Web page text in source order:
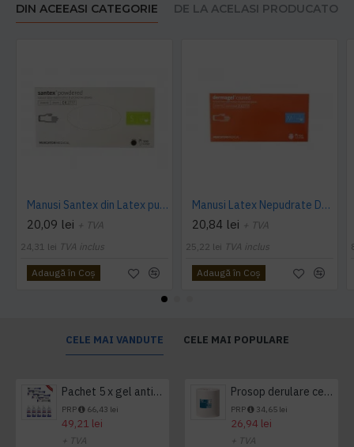
DIN ACEEASI CATEGORIE DE LA ACELASI PRODUCATOR
Manusi Santex din Latex pudrate 100buc/cutie
20,09 lei + TVA
24,31 lei TVA inclus
Adaugă în Coş
Manusi Latex Nepudrate Dermagel - 100buc/cutie
20,84 lei + TVA
25,22 lei TVA inclus
Adaugă în Coş
CELE MAI VANDUTE CELE MAI POPULARE
Pachet 5 x gel antibacterian 50ml si 3 x Servetele antibacteriene 48 buc Hygienium
PRP 66,43 lei
49,21 lei
+ TVA
Prosop derulare centrala 1 pliu, 300 m Tork
PRP 34,65 lei
26,94 lei
+ TVA